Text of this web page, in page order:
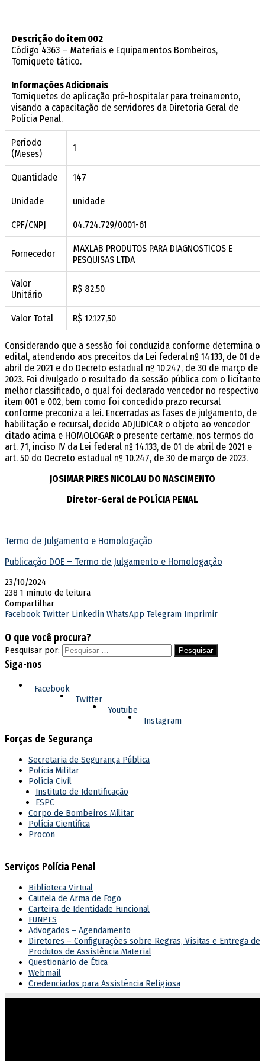
Descrição do item 002
Código 4363 – Materiais e Equipamentos Bombeiros,
Torniquete tático.
Informações Adicionais
Torniquetes de aplicação pré-hospitalar para treinamento,
visando a capacitação de servidores da Diretoria Geral de
Polícia Penal.
Período
(Meses)
1
Quantidade 147
Unidade unidade
CPF/CNPJ 04.724.729/0001-61
Fornecedor
MAXLAB PRODUTOS PARA DIAGNOSTICOS E
PESQUISAS LTDA
Valor
Unitário
R$ 82,50
Valor Total R$ 12.127,50
Considerando que a sessão foi conduzida conforme determina o
edital, atendendo aos preceitos da Lei federal nº 14.133, de 01 de
abril de 2021 e do Decreto estadual nº 10.247, de 30 de março de
2023. Foi divulgado o resultado da sessão pública com o licitante
melhor classificado, o qual foi declarado vencedor no respectivo
item 001 e 002, bem como foi concedido prazo recursal
conforme preconiza a lei. Encerradas as fases de julgamento, de
habilitação e recursal, decido ADJUDICAR o objeto ao vencedor
citado acima e HOMOLOGAR o presente certame, nos termos do
art. 71, inciso IV da Lei federal nº 14.133, de 01 de abril de 2021 e
art. 50 do Decreto estadual nº 10.247, de 30 de março de 2023.
JOSIMAR PIRES NICOLAU DO NASCIMENTO
Diretor-Geral de POLÍCIA PENAL
Termo de Julgamento e Homologação
Publicação DOE – Termo de Julgamento e Homologação
23/10/2024
238 1 minuto de leitura
Compartilhar
Facebook Twitter Linkedin WhatsApp Telegram Imprimir
O que você procura?
Pesquisar por:
Siga-nos
Facebook
Twitter
Youtube
Instagram
Forças de Segurança
Secretaria de Segurança Pública
Polícia Militar
Polícia Civil
Instituto de Identificação
ESPC
Corpo de Bombeiros Militar
Polícia Científica
Procon
Serviços Polícia Penal
Biblioteca Virtual
Cautela de Arma de Fogo
Carteira de Identidade Funcional
FUNPES
Advogados – Agendamento
Diretores – Configurações sobre Regras, Visitas e Entrega de
Produtos de Assistência Material
Questionário de Ética
Webmail
Credenciados para Assistência Religiosa